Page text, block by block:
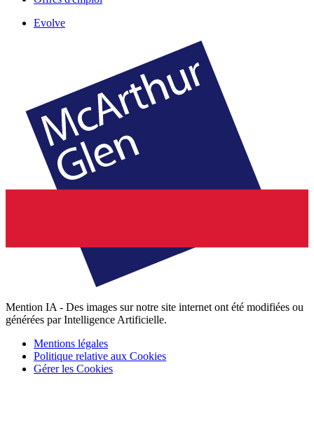
Evolve
Mention IA - Des images sur notre site internet ont été modifiées ou
générées par Intelligence Artificielle.
Mentions légales
Politique relative aux Cookies
Gérer les Cookies